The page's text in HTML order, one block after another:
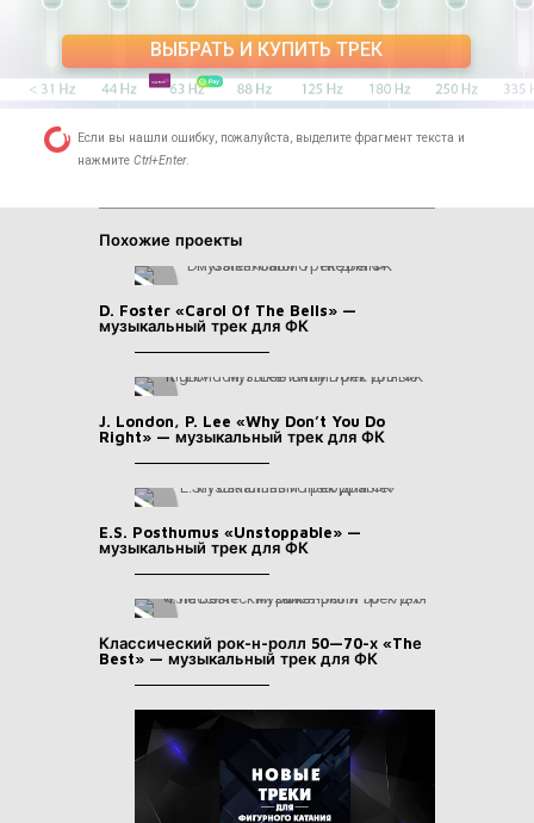
ВЫБРАТЬ И КУПИТЬ ТРЕК
Если вы нашли ошибку, пожалуйста, выделите фрагмент текста и
нажмите Ctrl+Enter.
Похожие проекты
D. Foster «Carol Of The Bells» —
музыкальный трек для ФК
J. London, P. Lee «Why Don’t You Do
Right» — музыкальный трек для ФК
E.S. Posthumus «Unstoppable» —
музыкальный трек для ФК
Классический рок-н-ролл 50—70-х «Thе
Best» — музыкальный трек для ФК